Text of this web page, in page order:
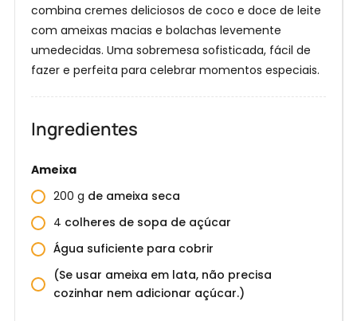
combina cremes deliciosos de coco e doce de leite
com ameixas macias e bolachas levemente
umedecidas. Uma sobremesa sofisticada, fácil de
fazer e perfeita para celebrar momentos especiais.
Ingredientes
Ameixa
200 g de ameixa seca
4 colheres de sopa de açúcar
Água suficiente para cobrir
(Se usar ameixa em lata, não precisa
cozinhar nem adicionar açúcar.)